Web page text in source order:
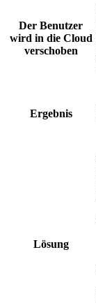
Der Benutzer
wird in die Cloud
verschoben
Ergebnis
Lösung